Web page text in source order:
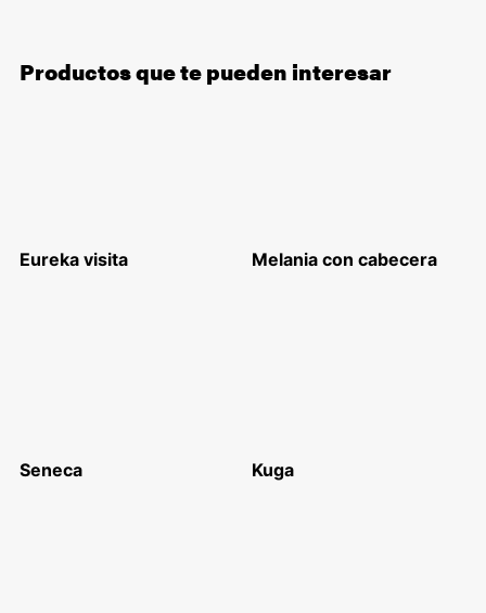
Productos que te pueden interesar
Eureka visita Melania con cabecera
Seneca Kuga